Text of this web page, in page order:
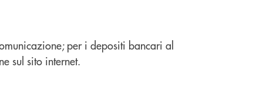
per i depositi bancari al
sul sito internet.